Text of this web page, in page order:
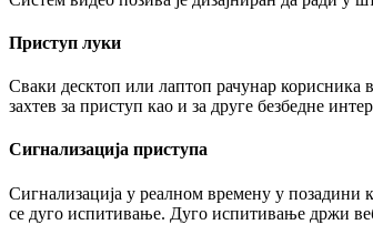
Приступ луки
Сваки десктоп или лаптоп рачунар корисника в
захтев за приступ као и за друге безбедне интер
Сигнализација приступа
Сигнализација у реалном времену у позадини к
се дуго испитивање. Дуго испитивање држи ве